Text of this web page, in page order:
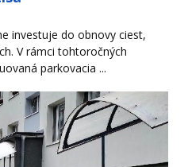
investuje do obnovy ciest,
V rámci tohtoročných
parkovacia ...